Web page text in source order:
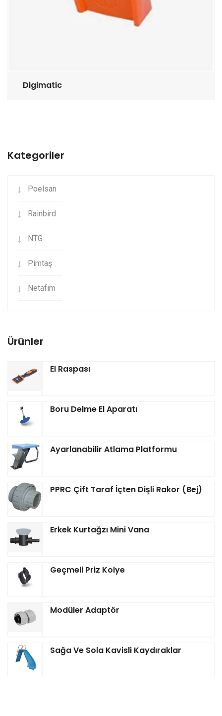
Digimatic
Kategoriler
Poelsan
Rainbird
NTG
Pimtaş
Netafim
Ürünler
El Raspası
Boru Delme El Aparatı
Ayarlanabilir Atlama Platformu
PPRC Çift Taraf İçten Dişli Rakor (Bej)
Erkek Kurtağzı Mini Vana
Geçmeli Priz Kolye
Modüler Adaptör
Sağa Ve Sola Kavisli Kaydıraklar